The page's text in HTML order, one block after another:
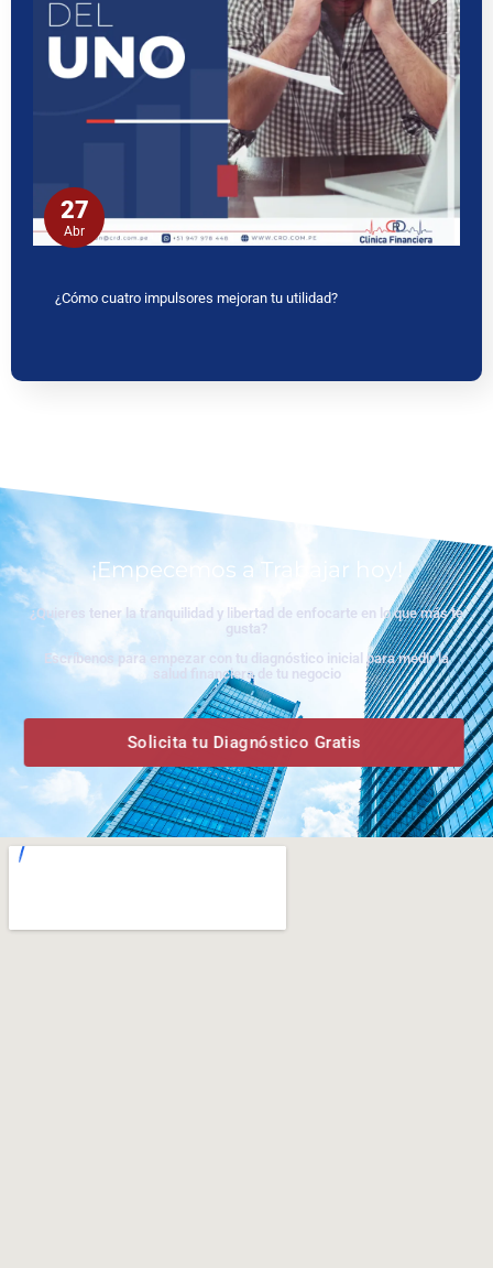
27
Abr
¿Cómo cuatro impulsores mejoran tu utilidad?
¡Empecemos a Trabajar hoy!
¿Quieres tener la tranquilidad y libertad de enfocarte en lo que más te
gusta?
Escríbenos para empezar con tu diagnóstico inicial para medir la
salud financiera de tu negocio
Solicita tu Diagnóstico Gratis